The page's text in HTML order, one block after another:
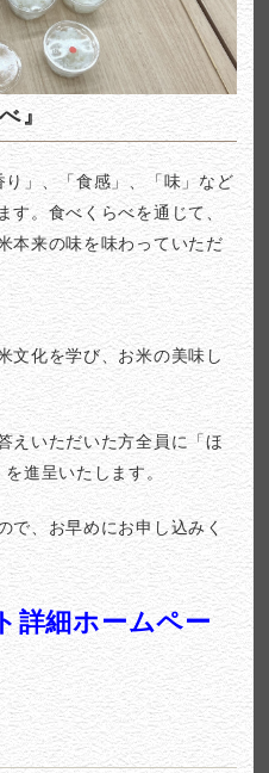
』
」、「食感」、「味」など
す。食べくらべを通じて、
本来の味を味わっていただ
文化を学び、お米の美味し
えいただいた方全員に「ほ
進呈いたします。
で、お早めにお申し込みく
詳細ホームペー